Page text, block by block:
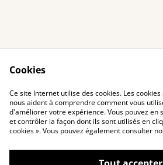
Contact Us
Privacy Policy
Cookies
Ce site Internet utilise des cookies. Les
nous aident à comprendre comment vous
d'améliorer votre expérience. Vous pouvez en
et contrôler la façon dont ils sont utilisés en
cookies ». Vous pouvez également consulter